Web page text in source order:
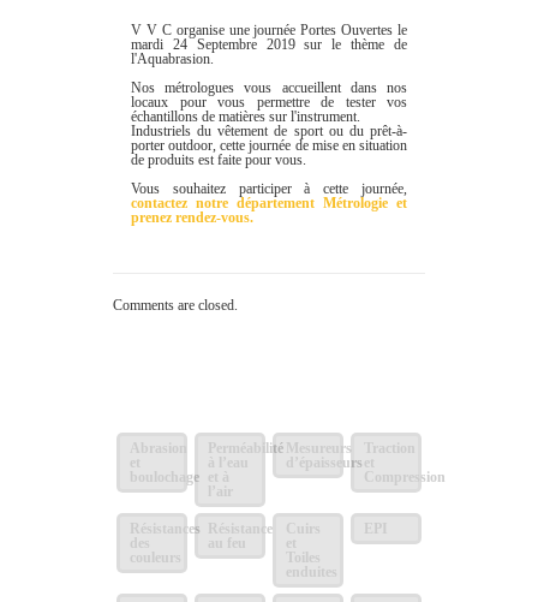
V V C organise une journée Portes Ouvertes le
mardi 24 Septembre 2019 sur le thème de
l'Aquabrasion.
Nos métrologues vous accueillent dans nos
locaux pour vous permettre de tester vos
échantillons de matières sur l'instrument.
Industriels du vêtement de sport ou du prêt-à-
porter outdoor, cette journée de mise en situation
de produits est faite pour vous.
Vous souhaitez participer à cette journée,
contactez notre département Métrologie et
prenez rendez-vous.
Comments are closed.
Abrasion
et
boulochage
Perméabilité
à l’eau
et à
l’air
Mesureurs
d’épaisseurs
Traction
et
Compression
Résistances
des
couleurs
Résistance
au feu
Cuirs
et
Toiles
enduites
EPI